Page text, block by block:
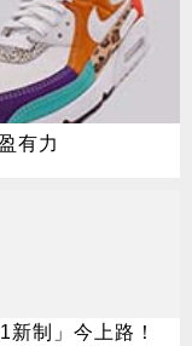
有力
新制」今上路！